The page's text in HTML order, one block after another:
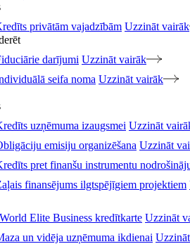
privātām vajadzībām Uzzināt vairāk
darījumi Uzzināt vairāk
seifa noma Uzzināt vairāk
uzņēmuma izaugsmei Uzzināt
emisiju organizēšana Uzzināt
pret finanšu instrumentu
finansējums ilgtspējīgiem projektiem
World Elite Business kredītkarte Uzzināt
un vidēja uzņēmuma ikdienai